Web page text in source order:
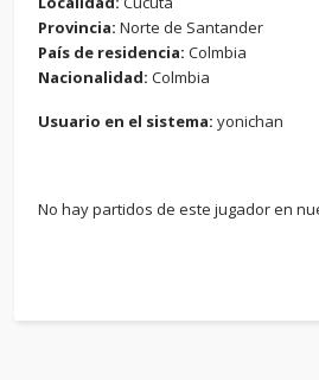
Provincia: Norte de Santander
País de residencia: Colmbia
Nacionalidad: Colmbia
Usuario en el sistema: yonichan
No hay partidos de este jugador en